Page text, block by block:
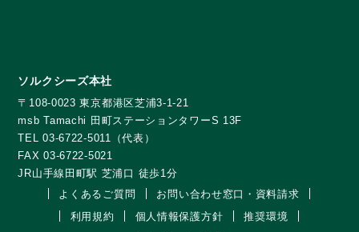
ソルクシーズ本社
〒108-0023 東京都港区芝浦3-1-21
msb Tamachi 田町ステーションタワーS 13F
TEL 03-6722-5011（代表）
FAX 03-6722-5021
JR山手線田町駅 芝浦口 徒歩1分
よくあるご質問
お問い合わせ窓口・資料請求
利用規約
個人情報保護方針
推奨環境